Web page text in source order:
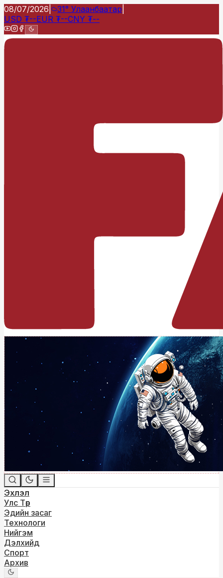
08/07/2026 31° Улаанбаатар
USD ₮--EUR ₮--CNY ₮--
Эхлэл
Улс Төр
Эдийн засаг
Технологи
Нийгэм
Дэлхийд
Спорт
Архив